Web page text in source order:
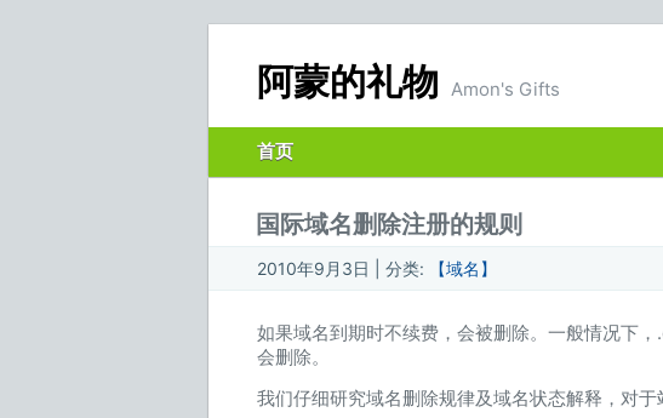
阿蒙的礼物 Amon's Gifts
首页
国际域名删除注册的规则
2010年9月3日 | 分类: 【域名】
如果域名到期时不续费，会被删除。一般情况下
会删除。
我们仔细研究域名删除规律及域名状态解释，对